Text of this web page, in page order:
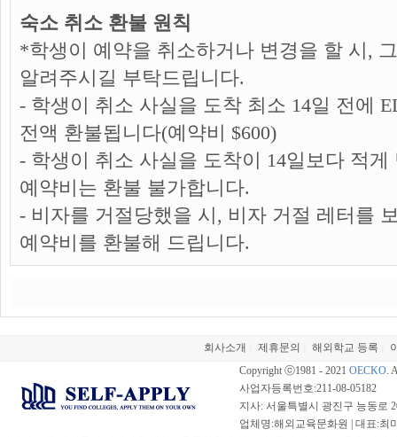
숙소 취소 환불 원칙
*학생이 예약을 취소하거나 변경을 할 시,
알려주시길 부탁드립니다.
- 학생이 취소 사실을 도착 최소 14일 전에
전액 환불됩니다(예약비 $600)
- 학생이 취소 사실을 도착이 14일보다 적게
예약비는 환불 불가합니다.
- 비자를 거절당했을 시, 비자 거절 레터를
예약비를 환불해 드립니다.
회사소개 제휴문의 해외학교 등록
Copyright ⓒ1981 - 2021 OECKO.
사업자등록번호:211-08-05182
지사: 서울특별시 광진구 능동로
업체명:해외교육문화원 | 대표:최